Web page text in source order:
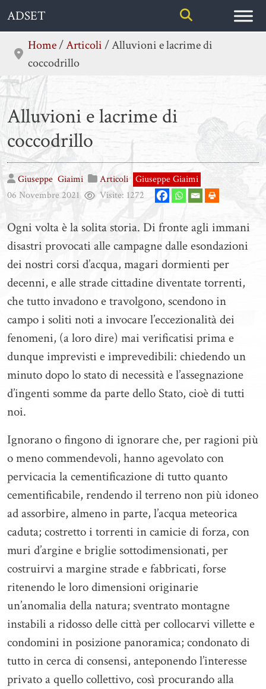
Skip
content
ADSET
Home/Articoli/Alluvioni e lacrime di
coccodrillo
Alluvioni e lacrime di
coccodrillo
Giuseppe Giaimi Articoli Giuseppe Giaimi
06 Novembre 2021
Visite: 1272
Ogni volta è la solita storia. Di fronte agli immani
disastri provocati alle campagne dalle esondazioni
dei nostri corsi d’acqua, magari dormienti per
decenni, e alle strade cittadine diventate torrenti,
che tutto invadono e travolgono, scendono in
campo i soliti noti a invocare l’eccezionalità dei
fenomeni, (a loro dire) mai verificatisi prima e
dunque imprevisti e imprevedibili: chiedendo un
minuto dopo lo stato di necessità e l’assegnazione
d’ingenti somme da parte dello Stato, cioè di tutti
noi.
Ignorano o fingono di ignorare che, per ragioni più
o meno commendevoli, hanno agevolato con
pervicacia la cementificazione di tutto quanto
cementificabile, rendendo il terreno non più idoneo
ad assorbire, almeno in parte, l’acqua meteorica
caduta; costretto i torrenti in camicie di forza, con
muri d’argine e briglie sottodimensionati, per
costruirvi a margine strade e fabbricati, forse
ritenendo le loro dimensioni originarie
un’anomalia della natura; sventrato montagne
instabili a ridosso delle città per collocarvi villette e
condomini in posizione panoramica; condonato di
tutto in cerca di consensi, anteponendo l’interesse
privato a quello collettivo, così procurando alla